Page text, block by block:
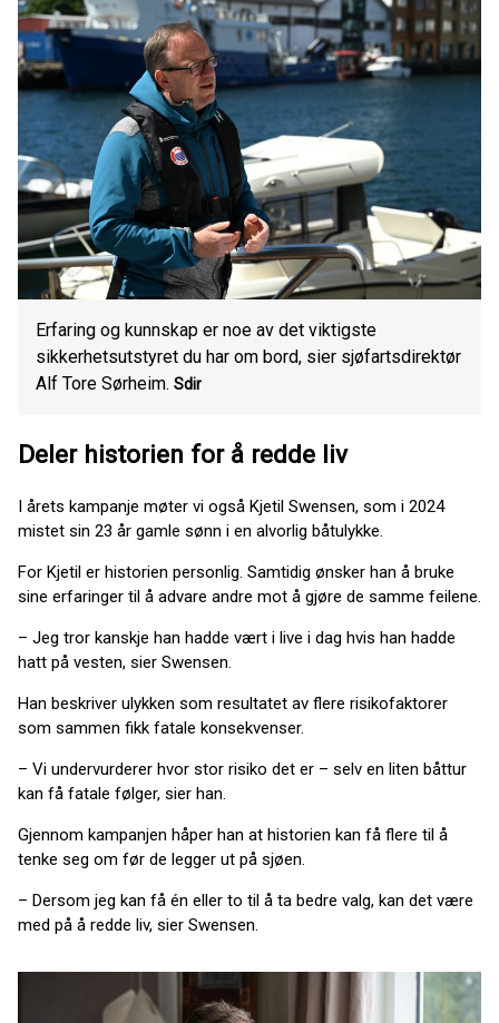
Erfaring og kunnskap er noe av det viktigste
sikkerhetsutstyret du har om bord, sier sjøfartsdirektør
Alf Tore Sørheim. Sdir
Deler historien for å redde liv
I årets kampanje møter vi også Kjetil Swensen, som i 2024
mistet sin 23 år gamle sønn i en alvorlig båtulykke.
For Kjetil er historien personlig. Samtidig ønsker han å bruke
sine erfaringer til å advare andre mot å gjøre de samme feilene.
– Jeg tror kanskje han hadde vært i live i dag hvis han hadde
hatt på vesten, sier Swensen.
Han beskriver ulykken som resultatet av flere risikofaktorer
som sammen fikk fatale konsekvenser.
– Vi undervurderer hvor stor risiko det er – selv en liten båttur
kan få fatale følger, sier han.
Gjennom kampanjen håper han at historien kan få flere til å
tenke seg om før de legger ut på sjøen.
– Dersom jeg kan få én eller to til å ta bedre valg, kan det være
med på å redde liv, sier Swensen.